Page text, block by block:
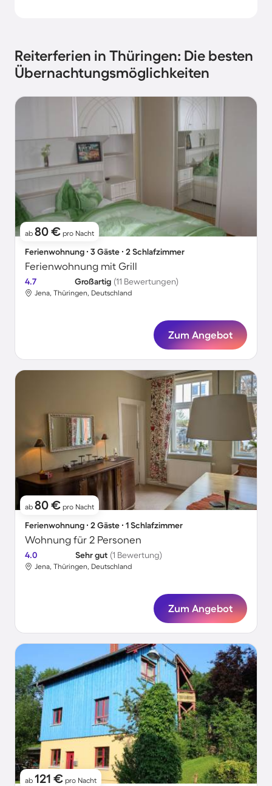
Reiterferien in Thüringen: Die besten
Übernachtungsmöglichkeiten
ab 80 € pro Nacht
Ferienwohnung ∙ 3 Gäste ∙ 2 Schlafzimmer
Ferienwohnung mit Grill
4.7 Großartig (11 Bewertungen)
Jena, Thüringen, Deutschland
Zum Angebot
ab 80 € pro Nacht
Ferienwohnung ∙ 2 Gäste ∙ 1 Schlafzimmer
Wohnung für 2 Personen
4.0 Sehr gut (1 Bewertung)
Jena, Thüringen, Deutschland
Zum Angebot
ab 121 € pro Nacht